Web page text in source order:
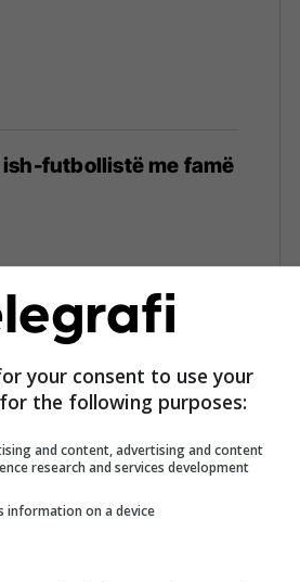
futbollistë me famë
një skuadër
your consent to use your
the following purposes:
and content, advertising and content
research and services development
information on a device